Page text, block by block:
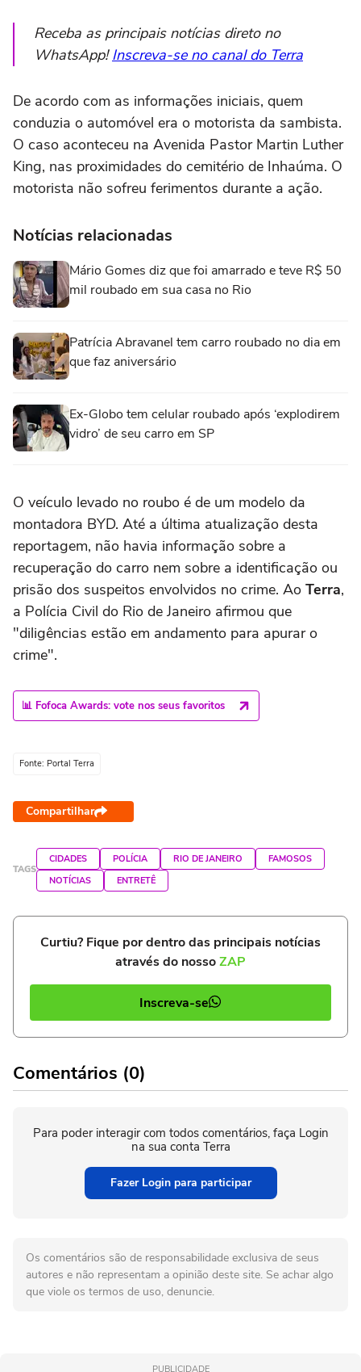
Receba as principais notícias direto no
WhatsApp!Inscreva-se no canal do Terra
De acordo com as informações iniciais, quem
conduzia o automóvel era o motorista da sambista.
O caso aconteceu na Avenida Pastor Martin Luther
King, nas proximidades do cemitério de Inhaúma. O
motorista não sofreu ferimentos durante a ação.
Notícias relacionadas
Mário Gomes diz que foi amarrado e teve R$ 50
mil roubado em sua casa no Rio
Patrícia Abravanel tem carro roubado no dia em
que faz aniversário
Ex-Globo tem celular roubado após ‘explodirem
vidro’ de seu carro em SP
O veículo levado no roubo é de um modelo da
montadora BYD. Até a última atualização desta
reportagem, não havia informação sobre a
recuperação do carro nem sobre a identificação ou
prisão dos suspeitos envolvidos no crime. Ao Terra,
a Polícia Civil do Rio de Janeiro afirmou que
"diligências estão em andamento para apurar o
crime".
📊 Fofoca Awards: vote nos seus favoritos
Fonte: Portal Terra
Compartilhar
TAGS
CIDADES POLÍCIA RIO DE JANEIRO
FAMOSOS
NOTÍCIAS
ENTRETÊ
Curtiu? Fique por dentro das principais notícias
através do nossoZAP
Inscreva-se
Comentários (0)
Para poder interagir com todos comentários, faça Login
na sua conta Terra
Fazer Login para participar
Os comentários são de responsabilidade exclusiva de seus
autores e não representam a opinião deste site. Se achar algo
que viole os termos de uso, denuncie.
PUBLICIDADE